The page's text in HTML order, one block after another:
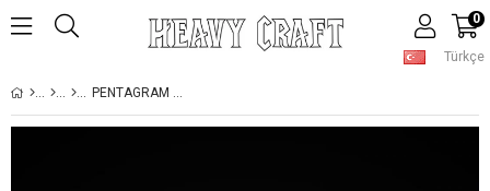
Türkçe
0
PENTAGRAM HANDMADE BLACK BRACELET